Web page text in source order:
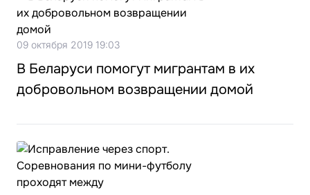
09 октября 2019 19:03
В Беларуси помогут мигрантам в их
добровольном возвращении домой